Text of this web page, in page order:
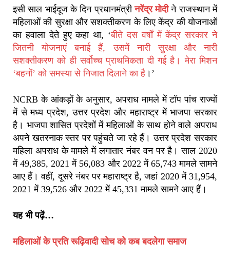
इसी साल भाईदूज के दिन प्रधानमंत्रीनरेंद्र मोदीने राजस्थान में
महिलाओं की सुरक्षा और सशक्तीकरण के लिए केंद्र की योजनाओं
का हवाला देते हुए कहा था, ‘बीते दस वर्षों में केंद्र सरकार ने
जितनी योजनाएं बनाई हैं, उसमें नारी सुरक्षा और नारी
सशक्तीकरण को ही सर्वोच्च प्राथमिकता दी गई है। मेरा मिशन
‘बहनों’ को समस्या से निजात दिलाने का है ।’
NCRB के आंकड़ों के अनुसार, अपराध मामले में टॉप पांच राज्यों
में से मध्य प्रदेश, उत्तर प्रदेश और महाराष्ट्र में भाजपा सरकार
है। भाजपा शासित प्रदेशों में महिलाओं के साथ होने वाले अपराध
अपने खतरनाक स्तर पर पहुंचते जा रहे हैं। उत्तर प्रदेश सरकार
महिला अपराध के मामले में लगातार नंबर वन पर है। साल 2020
में 49,385, 2021 में 56,083 और 2022 में 65,743 मामले सामने
आए हैं। वहीं, दूसरे नंबर पर महाराष्ट्र है, जहां 2020 में 31,954,
2021 में 39,526 और 2022 में 45,331 मामले सामने आए हैं।
यह भी पढ़ें…
महिलाओं के प्रति रूढ़िवादी सोच को कब बदलेगा समाज